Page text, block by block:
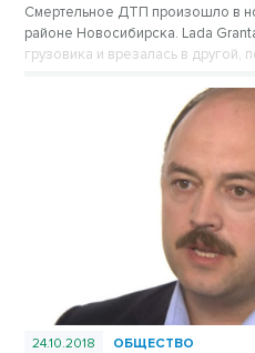
Смертельное ДТП произошло в
районе Новосибирска. Lada
грузовика и врезалась в другой,
24.10.2018 ОБЩЕСТВО